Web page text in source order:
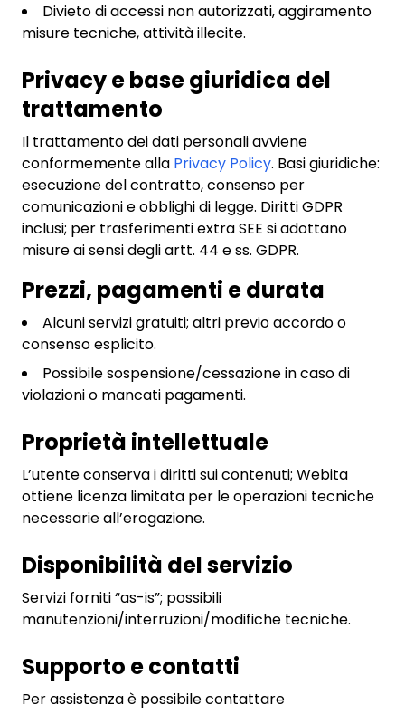
Divieto di accessi non autorizzati, aggiramento
misure tecniche, attività illecite.
Privacy e base giuridica del
trattamento
Il trattamento dei dati personali avviene
conformemente alla Privacy Policy. Basi giuridiche:
esecuzione del contratto, consenso per
comunicazioni e obblighi di legge. Diritti GDPR
inclusi; per trasferimenti extra SEE si adottano
misure ai sensi degli artt. 44 e ss. GDPR.
Prezzi, pagamenti e durata
Alcuni servizi gratuiti; altri previo accordo o
consenso esplicito.
Possibile sospensione/cessazione in caso di
violazioni o mancati pagamenti.
Proprietà intellettuale
L’utente conserva i diritti sui contenuti; Webita
ottiene licenza limitata per le operazioni tecniche
necessarie all’erogazione.
Disponibilità del servizio
Servizi forniti “as-is”; possibili
manutenzioni/interruzioni/modifiche tecniche.
Supporto e contatti
Per assistenza è possibile contattare